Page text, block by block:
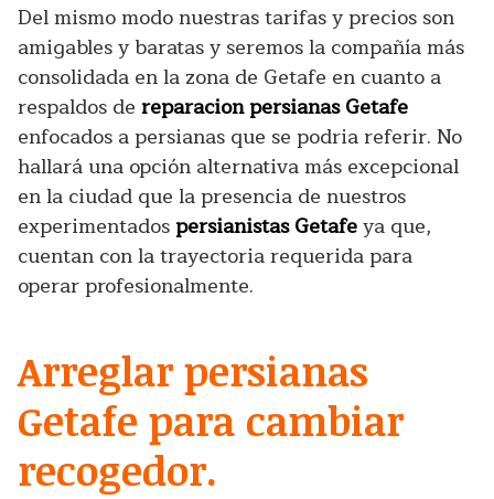
Del mismo modo nuestras tarifas y precios son
amigables y baratas y seremos la compañía más
consolidada en la zona de Getafe en cuanto a
respaldos de reparacion persianas Getafe
enfocados a persianas que se podria referir. No
hallará una opción alternativa más excepcional
en la ciudad que la presencia de nuestros
experimentadospersianistas Getafeya que,
cuentan con la trayectoria requerida para
operar profesionalmente.
Arreglar persianas
Getafe para cambiar
recogedor.